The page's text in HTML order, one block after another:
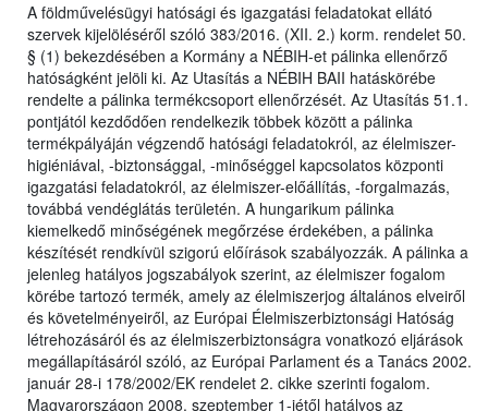
A földművelésügyi hatósági és igazgatási feladatokat ellátó
szervek kijelöléséről szóló 383/2016. (XII. 2.) korm. rendelet 50.
§ (1) bekezdésében a Kormány a NÉBIH-et pálinka ellenőrző
hatóságként jelöli ki. Az Utasítás a NÉBIH BAII hatáskörébe
rendelte a pálinka termékcsoport ellenőrzését. Az Utasítás 51.1.
pontjától kezdődően rendelkezik többek között a pálinka
termékpályáján végzendő hatósági feladatokról, az élelmiszer-
higiéniával, -biztonsággal, -minőséggel kapcsolatos központi
igazgatási feladatokról, az élelmiszer-előállítás, -forgalmazás,
továbbá vendéglátás területén. A hungarikum pálinka
kiemelkedő minőségének megőrzése érdekében, a pálinka
készítését rendkívül szigorú előírások szabályozzák. A pálinka a
jelenleg hatályos jogszabályok szerint, az élelmiszer fogalom
körébe tartozó termék, amely az élelmiszerjog általános elveiről
és követelményeiről, az Európai Élelmiszerbiztonsági Hatóság
létrehozásáról és az élelmiszerbiztonságra vonatkozó eljárások
megállapításáról szóló, az Európai Parlament és a Tanács 2002.
január 28-i 178/2002/EK rendelet 2. cikke szerinti fogalom.
Magyarországon 2008. szeptember 1-jétől hatályos az